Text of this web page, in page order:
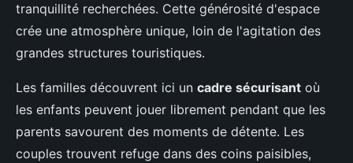
tranquillité recherchées. Cette générosité d'espace
crée une atmosphère unique, loin de l'agitation des
grandes structures touristiques.
Les familles découvrent ici un cadre sécurisant où
les enfants peuvent jouer librement pendant que les
parents savourent des moments de détente. Les
couples trouvent refuge dans des coins paisibles,